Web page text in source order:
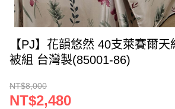
【PJ】花韻悠然 40支萊賽爾
被組 台灣製(85001-86)
NT$8,000
NT$2,480